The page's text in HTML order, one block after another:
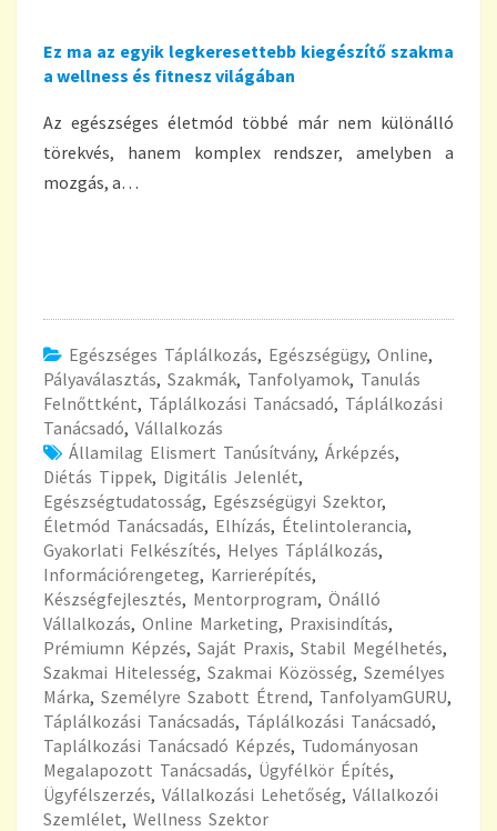
Ez ma az egyik legkeresettebb kiegészítő szakma
a wellness és fitnesz világában
Az egészséges életmód többé már nem különálló
törekvés, hanem komplex rendszer, amelyben a
mozgás, a…
Egészséges Táplálkozás, Egészségügy, Online,
Pályaválasztás, Szakmák, Tanfolyamok, Tanulás
Felnőttként, Táplálkozási Tanácsadó, Táplálkozási
Tanácsadó, Vállalkozás
Államilag Elismert Tanúsítvány, Árképzés,
Diétás Tippek, Digitális Jelenlét,
Egészségtudatosság, Egészségügyi Szektor,
Életmód Tanácsadás, Elhízás, Ételintolerancia,
Gyakorlati Felkészítés, Helyes Táplálkozás,
Információrengeteg, Karrierépítés,
Készségfejlesztés, Mentorprogram, Önálló
Vállalkozás, Online Marketing, Praxisindítás,
Prémiumn Képzés, Saját Praxis, Stabil Megélhetés,
Szakmai Hitelesség, Szakmai Közösség, Személyes
Márka, Személyre Szabott Étrend, TanfolyamGURU,
Táplálkozási Tanácsadás, Táplálkozási Tanácsadó,
Taplálkozási Tanácsadó Képzés, Tudományosan
Megalapozott Tanácsadás, Ügyfélkör Építés,
Ügyfélszerzés, Vállalkozási Lehetőség, Vállalkozói
Szemlélet, Wellness Szektor